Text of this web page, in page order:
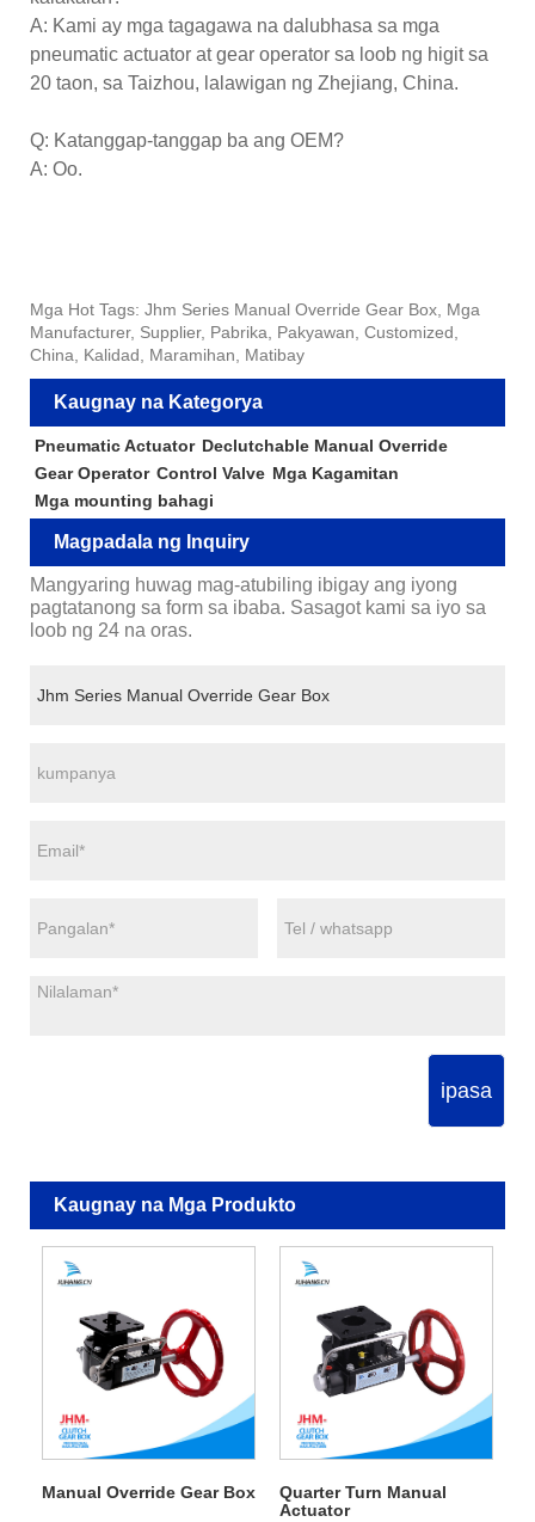
A: Kami ay mga tagagawa na dalubhasa sa mga
pneumatic actuator at gear operator sa loob ng higit sa
20 taon, sa Taizhou, lalawigan ng Zhejiang, China.
Q: Katanggap-tanggap ba ang OEM?
A: Oo.
Mga Hot Tags: Jhm Series Manual Override Gear Box, Mga
Manufacturer, Supplier, Pabrika, Pakyawan, Customized,
China, Kalidad, Maramihan, Matibay
Kaugnay na Kategorya
Pneumatic Actuator Declutchable Manual Override
Gear Operator Control Valve Mga Kagamitan
Mga mounting bahagi
Magpadala ng Inquiry
Mangyaring huwag mag-atubiling ibigay ang iyong
pagtatanong sa form sa ibaba. Sasagot kami sa iyo sa
loob ng 24 na oras.
ipasa
Kaugnay na Mga Produkto
Manual Override Gear Box
Quarter Turn Manual
Actuator